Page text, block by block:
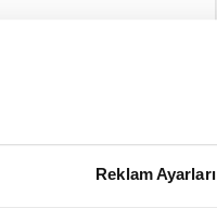
Reklam Ayarları